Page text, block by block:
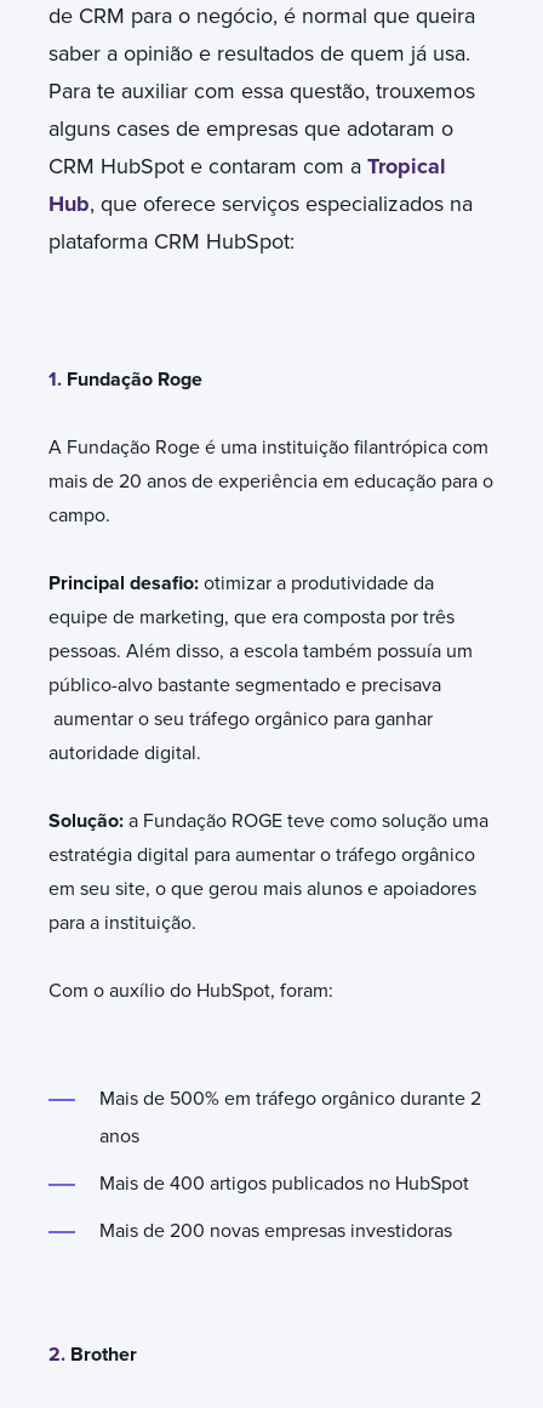
de CRM para o negócio, é normal que queira
saber a opinião e resultados de quem já usa.
Para te auxiliar com essa questão, trouxemos
alguns cases de empresas que adotaram o
CRM HubSpot e contaram com a Tropical
Hub, que oferece serviços especializados na
plataforma CRM HubSpot:
1. Fundação Roge
A Fundação Roge é uma instituição filantrópica com
mais de 20 anos de experiência em educação para o
campo.
Principal desafio: otimizar a produtividade da
equipe de marketing, que era composta por três
pessoas. Além disso, a escola também possuía um
público-alvo bastante segmentado e precisava
aumentar o seu tráfego orgânico para ganhar
autoridade digital.
Solução: a Fundação ROGE teve como solução uma
estratégia digital para aumentar o tráfego orgânico
em seu site, o que gerou mais alunos e apoiadores
para a instituição.
Com o auxílio do HubSpot, foram:
Mais de 500% em tráfego orgânico durante 2
anos
Mais de 400 artigos publicados no HubSpot
Mais de 200 novas empresas investidoras
2. Brother